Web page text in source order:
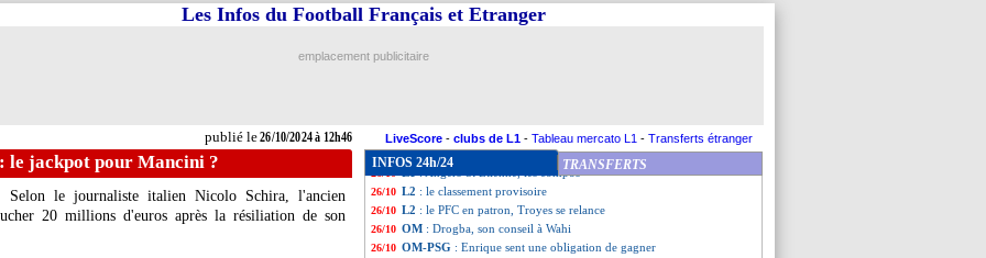
publié le26/10/2024 à 12h46
Les Infos du Football Français et Etranger
emplacement publicitaire
LiveScore - clubs de L1 - Tableau mercato L1 - Transferts étranger
le jackpot pour Mancini ?
Selon le journaliste italien Nicolo Schira, l'ancien
20 millions d'euros après la résiliation de son
INFOS 24h/24 TRANSFERTS
26/10 L1: Reims-Brest, les compos
26/10 Ang.: service minimum pour Haaland et City
26/10 All.: Claude-Maurice renverse Dortmund !
26/10 OM: chants homophobes, le club prévient
26/10 Nigeria: victoire sur tapis vert en Libye
: Angers-St Etienne, les compos
26/10 L2 : le classement provisoire
26/10 L2 : le PFC en patron, Troyes se relance
26/10 OM : Drogba, son conseil à Wahi
26/10 OM-PSG : Enrique sent une obligation de gagner